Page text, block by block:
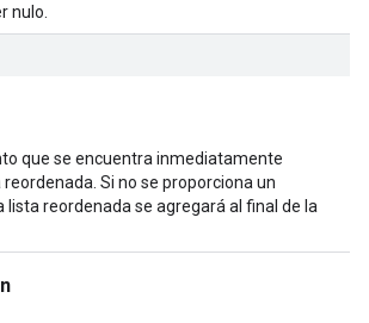
nulo.
que se encuentra inmediatamente
Si no se proporciona un
lista reordenada se agregará al final de la